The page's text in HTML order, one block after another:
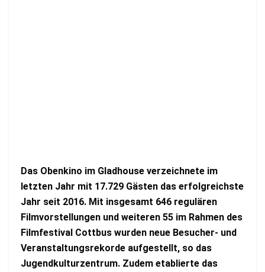
Das Obenkino im Gladhouse verzeichnete im
letzten Jahr mit 17.729 Gästen das erfolgreichste
Jahr seit 2016. Mit insgesamt 646 regulären
Filmvorstellungen und weiteren 55 im Rahmen des
Filmfestival Cottbus wurden neue Besucher- und
Veranstaltungsrekorde aufgestellt, so das
Jugendkulturzentrum. Zudem etablierte das